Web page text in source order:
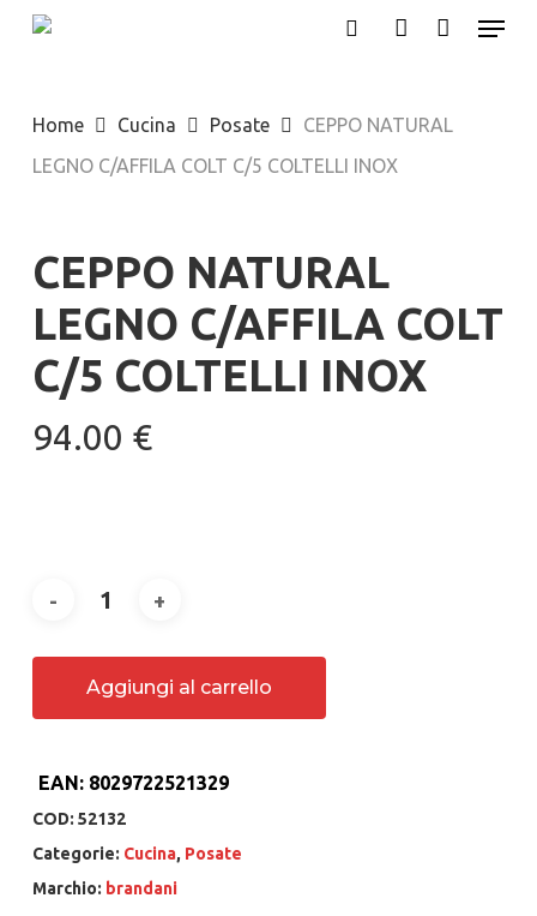
Skip
content
Menu
Home Cucina Posate
CEPPO NATURAL
LEGNO C/AFFILA COLT C/5 COLTELLI INOX
CEPPO NATURAL
LEGNO C/AFFILA COLT
C/5 COLTELLI INOX
94.00 €
Aggiungi al carrello
EAN: 8029722521329
COD: 52132
Categorie: Cucina, Posate
Marchio: brandani